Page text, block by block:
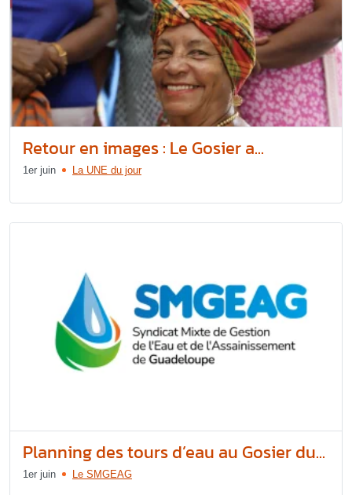
Retour en images : Le Gosier a...
1er juin La UNE du jour
Planning des tours d’eau au Gosier du...
1er juin Le SMGEAG